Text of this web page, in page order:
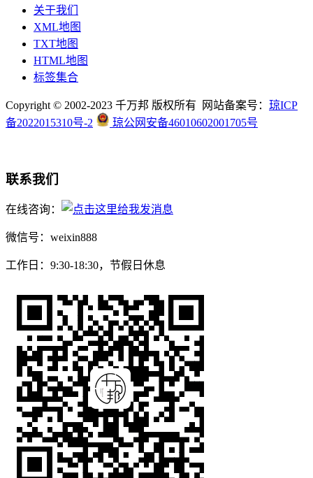
关于我们
XML地图
TXT地图
HTML地图
标签集合
Copyright © 2002-2023 千万邦 版权所有 网站备案号： 琼ICP
备2022015310号-2
琼公网安备46010602001705号
联系我们
在线咨询：
微信号：weixin888
工作日：9:30-18:30，节假日休息